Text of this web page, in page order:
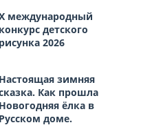
международный
конкурс детского
рисунка 2026
Настоящая зимняя
Как прошла
Новогодняя ёлка в
Русском доме.